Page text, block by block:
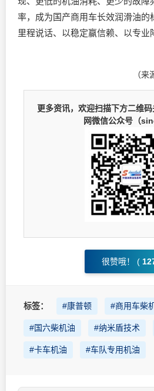
率，成为国产商用车长效润滑油的
里程说话、以稳定赢信赖、以专业
（
更多资讯，欢迎扫描下方二维
网微信公众号（
很赞哦！ (
标签： #康普顿 #商用车柴
#国六柴机油 #纳米盾技术
#卡车机油 #车队专用机油